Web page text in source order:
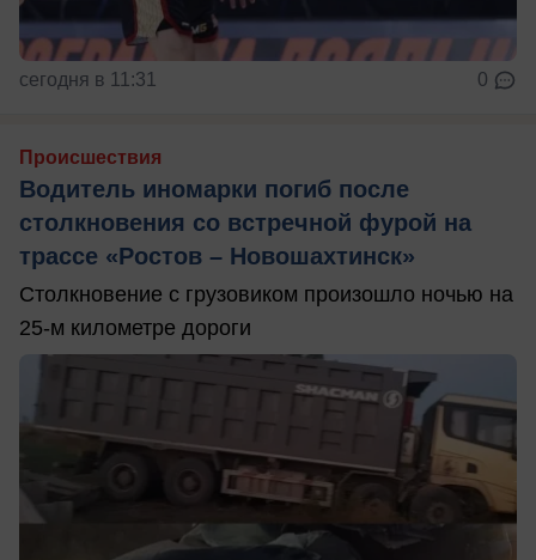
сегодня в 11:31 0
Происшествия
Водитель иномарки погиб после
столкновения со встречной фурой на
трассе «Ростов – Новошахтинск»
Столкновение с грузовиком произошло ночью на
25-м километре дороги